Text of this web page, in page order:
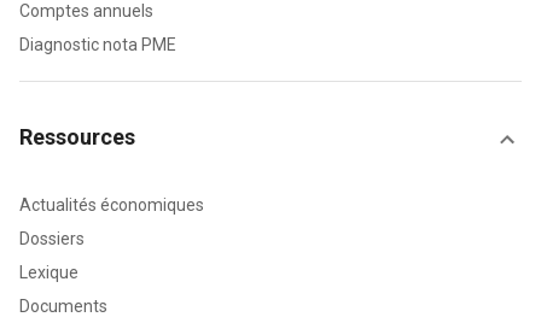
Comptes annuels
Diagnostic nota PME
Ressources
Actualités économiques
Dossiers
Lexique
Documents